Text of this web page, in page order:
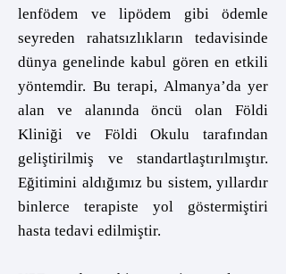
lenfödem ve lipödem gibi ödemle
seyreden rahatsızlıkların tedavisinde
dünya genelinde kabul gören en etkili
yöntemdir. Bu terapi, Almanya’da yer
alan ve alanında öncü olan Földi
Kliniği ve Földi Okulu tarafından
geliştirilmiş ve standartlaştırılmıştır.
Eğitimini aldığımız bu sistem, yıllardır
binlerce terapiste yol göstermiştiri
hasta tedavi edilmiştir.